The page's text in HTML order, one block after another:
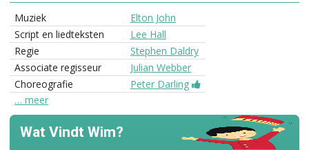
Muziek
Elton John
Script en liedteksten
Lee Hall
Regie
Stephen Daldry
Associate regisseur
Julian Webber
Choreografie
Peter Darling
… meer
Wat Vindt Wim?